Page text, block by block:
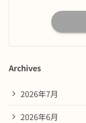
Archives
2026年7月
2026年6月